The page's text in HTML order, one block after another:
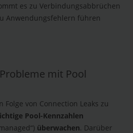
es zu Verbindungsabbrüchen
Anwendungsfehlern führen
mit Pool
von Connection Leaks zu
Pool-Kennzahlen
überwachen. Darüber